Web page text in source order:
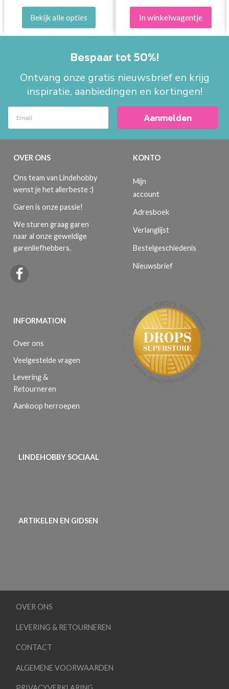
Bekijk alle opties In winkelwagentje
Bespaar tot 50%!
Ontvang onze gratis nieuwsbrief en krijg
inspiratie, aanbiedingen en kortingen!
Aanmelden
OVER ONS
Ons team van Lindehobby
wenst je het allerbeste :)
Garen is onze passie!
We sturen graag garen
naar al onze geweldige
garenliefhebbers.
INFORMATION
Over ons
Veelgestelde vragen
Levering &
Retourneren
Aankoop herroepen
KONTO
Mijn
account
Adresboek
Verlanglijst
Bestelgeschiedenis
Nieuwsbrief
LINDEHOBBY SOCIAAL
ARTIKELEN EN GIDSEN
OVER ONS
LEVERING & RETOURNEREN
CONTACT
ALGEMENE VOORWAARDEN